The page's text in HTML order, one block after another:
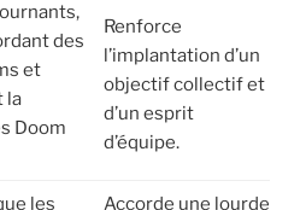
des
et
la
Doom
Renforce
l’implantation d’un
objectif collectif et
d’un esprit
d’équipe.
les
Accorde une lourde